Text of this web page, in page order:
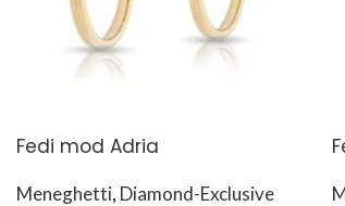
Fedi mod Adria
Meneghetti, Diamond-Exclusive